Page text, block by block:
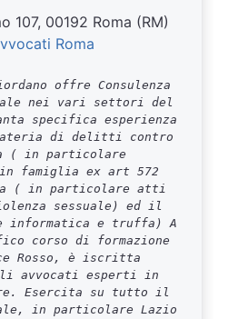
107, 00192 Roma (RM)
Roma
offre Consulenza
nei vari settori del
specifica esperienza
di delitti contro
( in particolare
famiglia ex art 572
( in particolare atti
sessuale) ed il
informatica e truffa) A
corso di formazione
Rosso, è iscritta
avvocati esperti in
Esercita su tutto il
in particolare Lazio